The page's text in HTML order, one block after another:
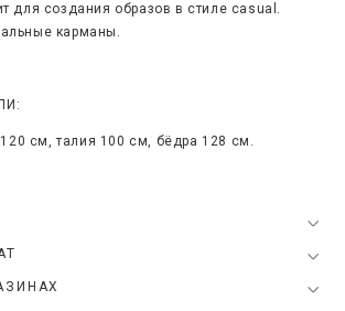
для создания образов в стиле casual.
карманы.
120 см, талия 100 см, бёдра 128 см.